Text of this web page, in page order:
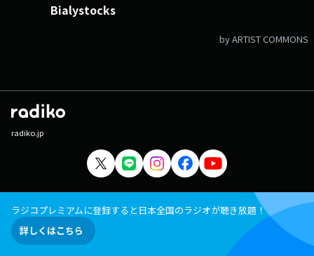
Bialystocks
by ARTIST COMMONS
radiko.jp
ラジコプレミアムに登録すると日本全国のラジオが聴き放題！
詳しくはこちら